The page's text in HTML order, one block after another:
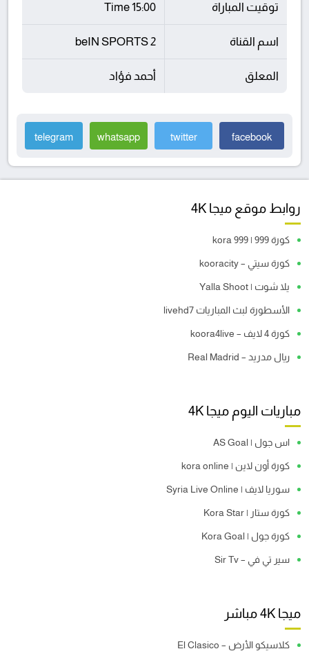
توقيت المباراة 15:00 Time
اسم القناة beIN SPORTS 2
المعلق أحمد فؤاد
facebook
twitter
whatsapp
telegram
روابط موقع ميجا 4K
كورة 999 | kora 999
كورة سيتي – kooracity
يلا شوت | Yalla Shoot
الأسطورة لبث المباريات livehd7
كورة 4 لايف – koora4live
ريال مدريد – Real Madrid
مباريات اليوم ميجا 4K
اس جول | AS Goal
كورة أون لاين | kora online
سوريا لايف | Syria Live Online
كورة ستار | Kora Star
كورة جول | Kora Goal
سير تي في – Sir Tv
ميجا 4K مباشر
كلاسيكو الأرض – El Clasico